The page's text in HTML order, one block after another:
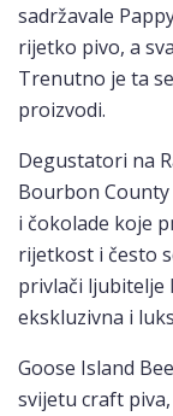
sadržavale
rijetko pivo, a
Trenutno je ta
proizvodi.
Degustatori na
Bourbon
i čokolade koje
rijetkost i često
privlači ljubitelje
ekskluzivna i
Goose Island
svijetu craft